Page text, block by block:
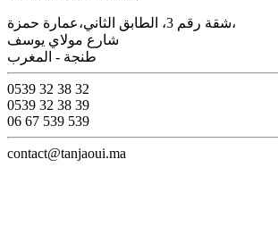
شقة رقم 3، الطابق الثاني،عمارة حمزة،
شارع مولاي يوسف
طنجة - المغرب
0539 32 38 32
0539 32 38 39
06 67 539 539
contact@tanjaoui.ma